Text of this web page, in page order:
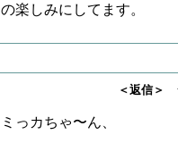
の楽しみにしてます。
＜返信＞ ジャリゴ
ミっカちゃ〜ん、